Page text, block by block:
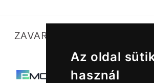
Az oldal
használ
ZAVARTALAN